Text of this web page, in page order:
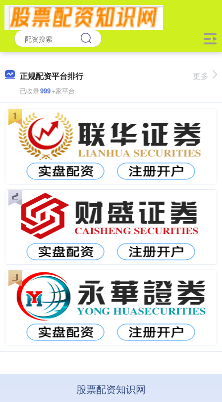
正规配资平台排行
已收录999+家平台
更多
股票配资知识网